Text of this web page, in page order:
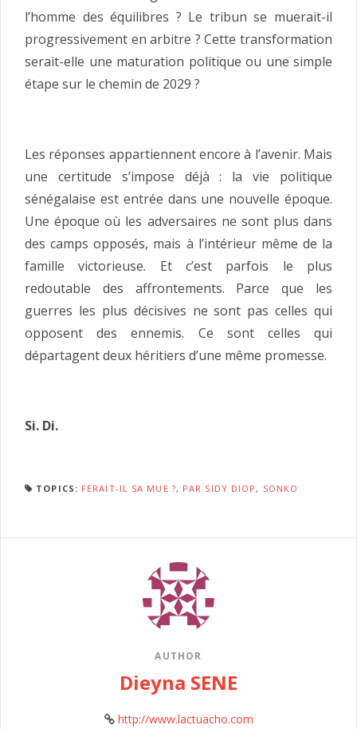
l’homme des équilibres ? Le tribun se muerait-il
progressivement en arbitre ? Cette transformation
serait-elle une maturation politique ou une simple
étape sur le chemin de 2029 ?
Les réponses appartiennent encore à l’avenir. Mais
une certitude s’impose déjà : la vie politique
sénégalaise est entrée dans une nouvelle époque.
Une époque où les adversaires ne sont plus dans
des camps opposés, mais à l’intérieur même de la
famille victorieuse. Et c’est parfois le plus
redoutable des affrontements. Parce que les
guerres les plus décisives ne sont pas celles qui
opposent des ennemis. Ce sont celles qui
départagent deux héritiers d’une même promesse.
Si. Di.
TOPICS: FERAIT-IL SA MUE ?, PAR SIDY DIOP, SONKO
AUTHOR
Dieyna SENE
http://www.lactuacho.com